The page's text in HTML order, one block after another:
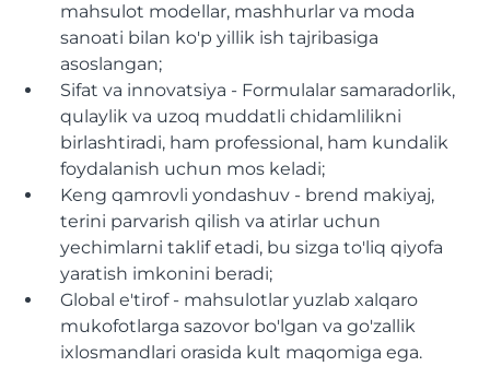
mahsulot modellar, mashhurlar va moda
sanoati bilan ko'p yillik ish tajribasiga
asoslangan;
Sifat va innovatsiya - Formulalar samaradorlik,
qulaylik va uzoq muddatli chidamlilikni
birlashtiradi, ham professional, ham kundalik
foydalanish uchun mos keladi;
Keng qamrovli yondashuv - brend makiyaj,
terini parvarish qilish va atirlar uchun
yechimlarni taklif etadi, bu sizga to'liq qiyofa
yaratish imkonini beradi;
Global e'tirof - mahsulotlar yuzlab xalqaro
mukofotlarga sazovor bo'lgan va go'zallik
ixlosmandlari orasida kult maqomiga ega.